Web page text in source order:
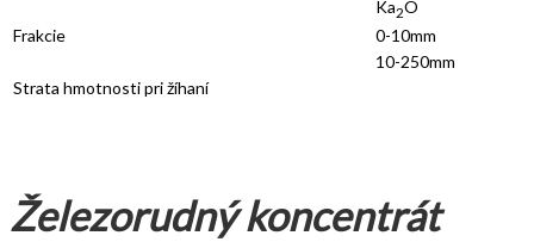
Ka2O
Frakcie
0-10mm
10-250mm
Strata hmotnosti pri žíhaní
Železorudný koncentrát